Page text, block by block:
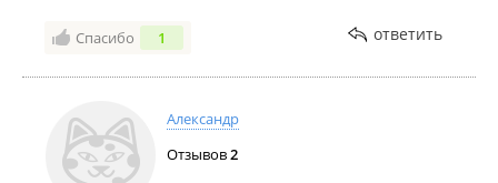
Спасибо 1 ответить
Александр
Отзывов2